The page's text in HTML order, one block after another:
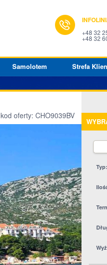
+48 32
+48 32
Samolotem Strefa
kod oferty: CHO9039BV
Typ